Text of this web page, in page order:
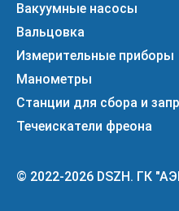
Вакуумные насосы
Вальцовка
Измерительные приборы
Манометры
Станции для сбора и
Течеискатели фреона
© 2022-2026 DSZH. ГК